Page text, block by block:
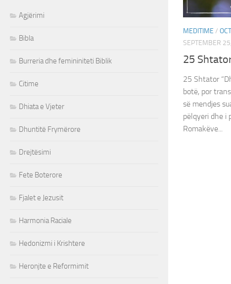
MEDITIME /
SEPTEMBER
25
25 Shtator
botë, por
së mendjes
pëlqyeri dhe i
‭‭Romakëve‬...
Agjërimi
Bibla
Burreria dhe femininiteti Biblik
Citime
Dhiata e Vjeter
Dhuntitë Frymërore
Drejtësimi
Fete Boterore
Fjalet e Jezusit
Harmonia Raciale
Hedonizmi i Krishtere
Heronjte e Reformimit